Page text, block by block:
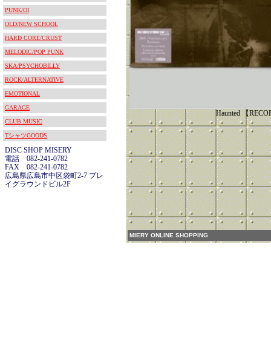
PUNK/OI
OLD/NEW SCHOOL
HARD CORE/CRUST
MELODIC/POP PUNK
SKA/PSYCHOBILLY
ROCK/ALTERNATIVE
EMOTIONAL
GARAGE
CLUB MUSIC
TシャツGOODS
DISC SHOP MISERY
電話 082-241-0782
FAX 082-241-0782
広島県広島市中区袋町2-7 プレ
イグラウンドビル2F
Haunted 【
MIERY ONLINE SHOPPING